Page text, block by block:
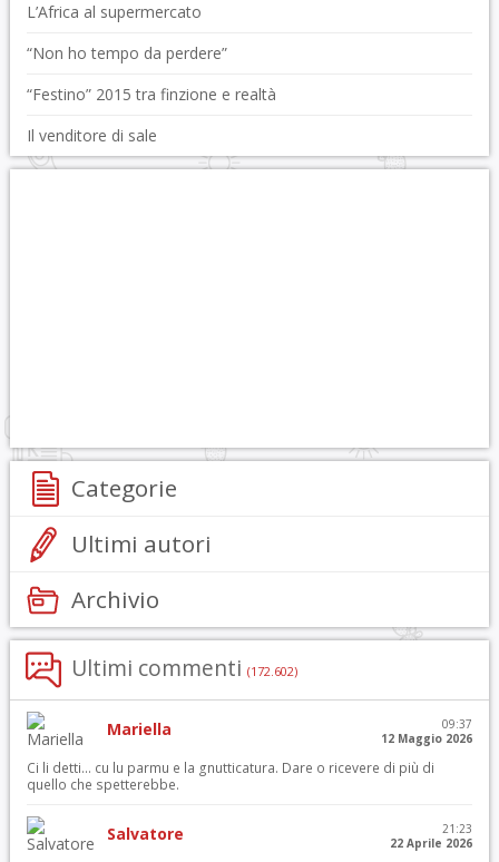
L’Africa al supermercato
“Non ho tempo da perdere”
“Festino” 2015 tra finzione e realtà
Il venditore di sale
Categorie
Ultimi autori
Archivio
Ultimi commenti (172.602)
Mariella
09:37
12 Maggio 2026
Ci li detti… cu lu parmu e la gnutticatura. Dare o ricevere di più di
quello che spetterebbe.
Salvatore
21:23
22 Aprile 2026